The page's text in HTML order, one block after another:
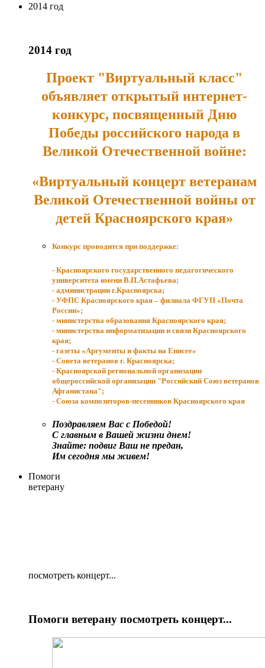
2014 год
2014 год
Проект "Виртуальный класс"
объявляет открытый интернет-
конкурс, посвященный Дню
Победы российского народа в
Великой Отечественной войне:
«Виртуальный концерт ветеранам
Великой Отечественной войны от
детей Красноярского края»
Конкурс проводится при поддержке:
- Красноярского государственного педагогического
университета имени В.П.Астафьева;
- администрации г.Красноярска;
- УФПС Красноярского края – филиала ФГУП «Почта
России»;
- министерства образования Красноярского края;
- министерства информатизации и связи Красноярского
края;
- газеты «Аргументы и факты на Енисее»
- Cовета ветеранов г. Красноярска;
- Красноярской региональной организации
общероссийской организации "Российский Союз ветеранов
Афганистана";
- Союза композиторов-песенников Красноярского края
Поздравляем Вас с Победой!
С главным в Вашей жизни днем!
Знайте: подвиг Ваш не предан,
Им сегодня мы живем!
Помоги
ветерану
посмотреть концерт...
Помоги ветерану посмотреть концерт...